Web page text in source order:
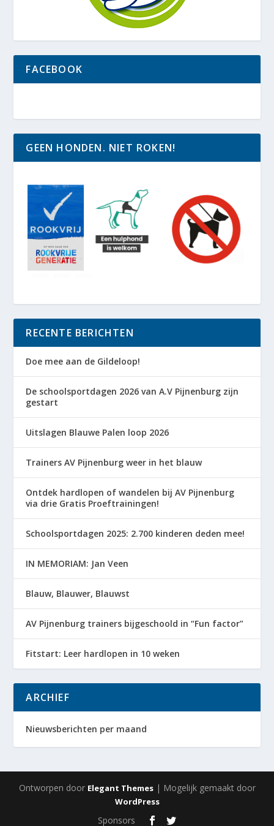
FACEBOOK
GEEN HONDEN. NIET ROKEN!
RECENTE BERICHTEN
Doe mee aan de Gildeloop!
De schoolsportdagen 2026 van A.V Pijnenburg zijn
gestart
Uitslagen Blauwe Palen loop 2026
Trainers AV Pijnenburg weer in het blauw
Ontdek hardlopen of wandelen bij AV Pijnenburg
via drie Gratis Proeftrainingen!
Schoolsportdagen 2025: 2.700 kinderen deden mee!
IN MEMORIAM: Jan Veen
Blauw, Blauwer, Blauwst
AV Pijnenburg trainers bijgeschoold in “Fun factor”
Fitstart: Leer hardlopen in 10 weken
ARCHIEF
Nieuwsberichten per maand
Ontworpen door Elegant Themes| Mogelijk gemaakt door
WordPress
Sponsors